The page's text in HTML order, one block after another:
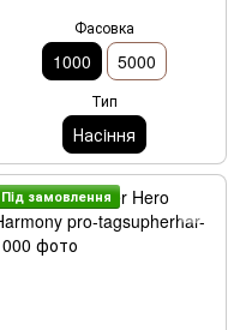
Фасовка
1000 5000
Тип
Насiння
Пiд замовлення